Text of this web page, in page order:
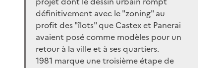
définitivement avec le "zoning" au
profit des "îlots" que Castex et Panerai
avaient posé comme modèles pour un
retour à la ville et à ses quartiers.
1981 marque une troisième étape de